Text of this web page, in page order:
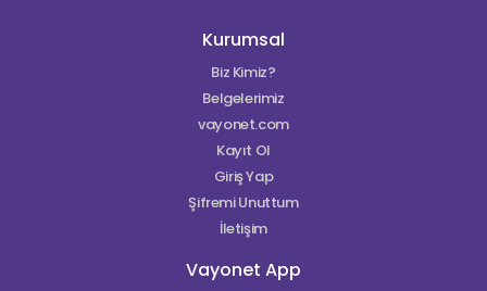
Kurumsal
Biz Kimiz?
Belgelerimiz
vayonet.com
Kayıt Ol
Giriş Yap
Şifremi Unuttum
İletişim
Vayonet App